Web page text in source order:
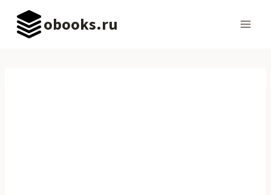
Перейти
содержимому
obooks.ru